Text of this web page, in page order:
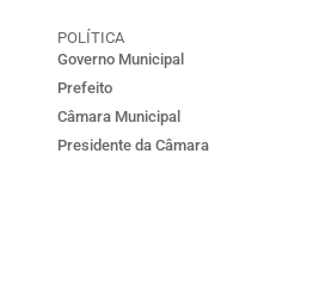
POLÍTICA
Governo Municipal
Prefeito
Câmara Municipal
Presidente da Câmara